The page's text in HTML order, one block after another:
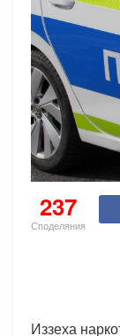
237
Споделяния
Иззеха